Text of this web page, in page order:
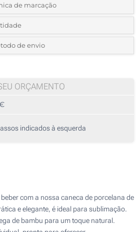
de marcação
e as cores do logotipo:
(Na capa)
de envio
ORÇAMENTO
indicados à esquerda
com a nossa caneca de porcelana de
e elegante, é ideal para sublimação.
de bambu para um toque natural.